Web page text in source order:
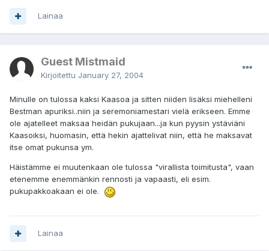
Lainaa
Guest Mistmaid
Kirjoitettu January 27, 2004
Minulle on tulossa kaksi Kaasoa ja sitten niiden lisäksi miehelleni
Bestman apuriksi..niin ja seremoniamestari vielä erikseen. Emme
ole ajatelleet maksaa heidän pukujaan...ja kun pyysin ystäviäni
Kaasoiksi, huomasin, että hekin ajattelivat niin, että he maksavat
itse omat pukunsa ym.
Häistämme ei muutenkaan ole tulossa "virallista toimitusta", vaan
etenemme enemmänkin rennosti ja vapaasti, eli esim.
pukupakkoakaan ei ole.
Lainaa